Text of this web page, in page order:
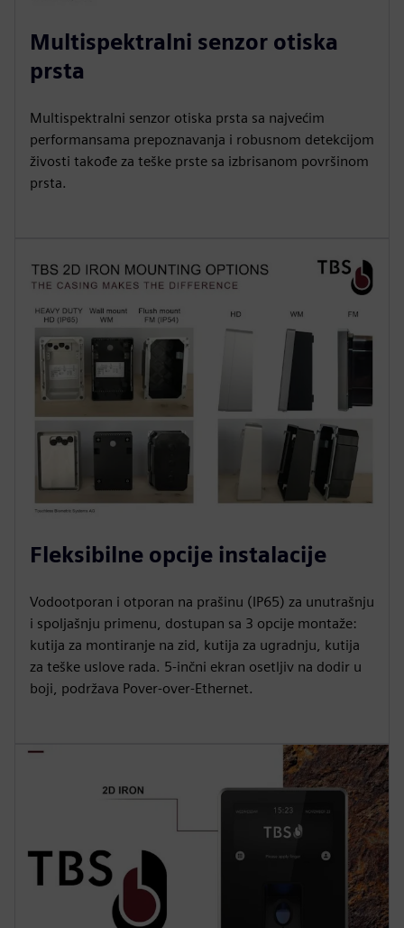
Multispektralni senzor otiska
prsta
Multispektralni senzor otiska prsta sa najvećim
performansama prepoznavanja i robusnom detekcijom
živosti takođe za teške prste sa izbrisanom površinom
prsta.
Fleksibilne opcije instalacije
Vodootporan i otporan na prašinu (IP65) za unutrašnju
i spoljašnju primenu, dostupan sa 3 opcije montaže:
kutija za montiranje na zid, kutija za ugradnju, kutija
za teške uslove rada. 5-inčni ekran osetljiv na dodir u
boji, podržava Pover-over-Ethernet.